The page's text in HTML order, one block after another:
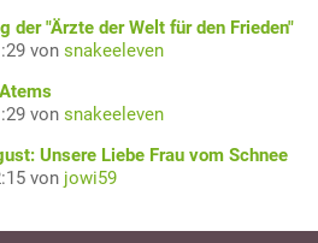
der "Ärzte der Welt für den Frieden"
von snakeeleven
von snakeeleven
Unsere Liebe Frau vom Schnee
von jowi59